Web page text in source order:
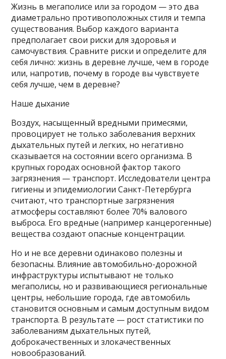
Жизнь в мегаполисе или за городом — это два
диаметрально противоположных стиля и темпа
существования. Выбор каждого варианта
предполагает свои риски для здоровья и
самочувствия. Сравните риски и определите для
себя лично: жизнь в деревне лучше, чем в городе
или, напротив, почему в городе вы чувствуете
себя лучше, чем в деревне?
Наше дыхание
Воздух, насыщенный вредными примесями,
провоцирует не только заболевания верхних
дыхательных путей и легких, но негативно
сказывается на состоянии всего организма. В
крупных городах основной фактор такого
загрязнения — транспорт. Исследователи центра
гигиены и эпидемиологии Санкт-Петербурга
считают, что транспортные загрязнения
атмосферы составляют более 70% валового
выброса. Его вредные (например канцерогенные)
вещества создают опасные концентрации.
Но и не все деревни одинаково полезны и
безопасны. Влияние автомобильно-дорожной
инфраструктуры испытывают не только
мегаполисы, но и развивающиеся региональные
центры, небольшие города, где автомобиль
становится основным и самым доступным видом
транспорта. В результате — рост статистики по
заболеваниям дыхательных путей,
доброкачественных и злокачественных
новообразований.